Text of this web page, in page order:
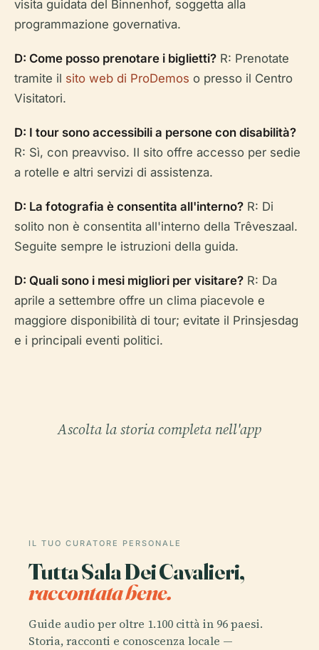
visita guidata del Binnenhof, soggetta alla
programmazione governativa.
D: Come posso prenotare i biglietti? R: Prenotate
tramite il sito web di ProDemos o presso il Centro
Visitatori.
D: I tour sono accessibili a persone con disabilità?
R: Sì, con preavviso. Il sito offre accesso per sedie
a rotelle e altri servizi di assistenza.
D: La fotografia è consentita all'interno? R: Di
solito non è consentita all'interno della Trêveszaal.
Seguite sempre le istruzioni della guida.
D: Quali sono i mesi migliori per visitare? R: Da
aprile a settembre offre un clima piacevole e
maggiore disponibilità di tour; evitate il Prinsjesdag
e i principali eventi politici.
Ascolta la storia completa nell'app
IL TUO CURATORE PERSONALE
Tutta Sala Dei Cavalieri,
raccontata bene.
Guide audio per oltre 1.100 città in 96 paesi.
Storia, racconti e conoscenza locale —